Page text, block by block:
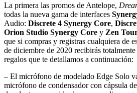
La primera las promos de Antelope,
todas la nueva gama de interfaces
Audio: Discrete 4 Synergy Core,
Orion Studio Synergy Core y Zen
que si compras y registras cualquiera de
de diciembre de 2020 recibirás
regalos que te detallamos a continuación:
– El micrófono de modelado Edge Solo
micrófono de condensador con cápsula